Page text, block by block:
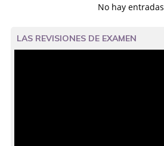
No hay entradas
LAS REVISIONES DE EXAMEN